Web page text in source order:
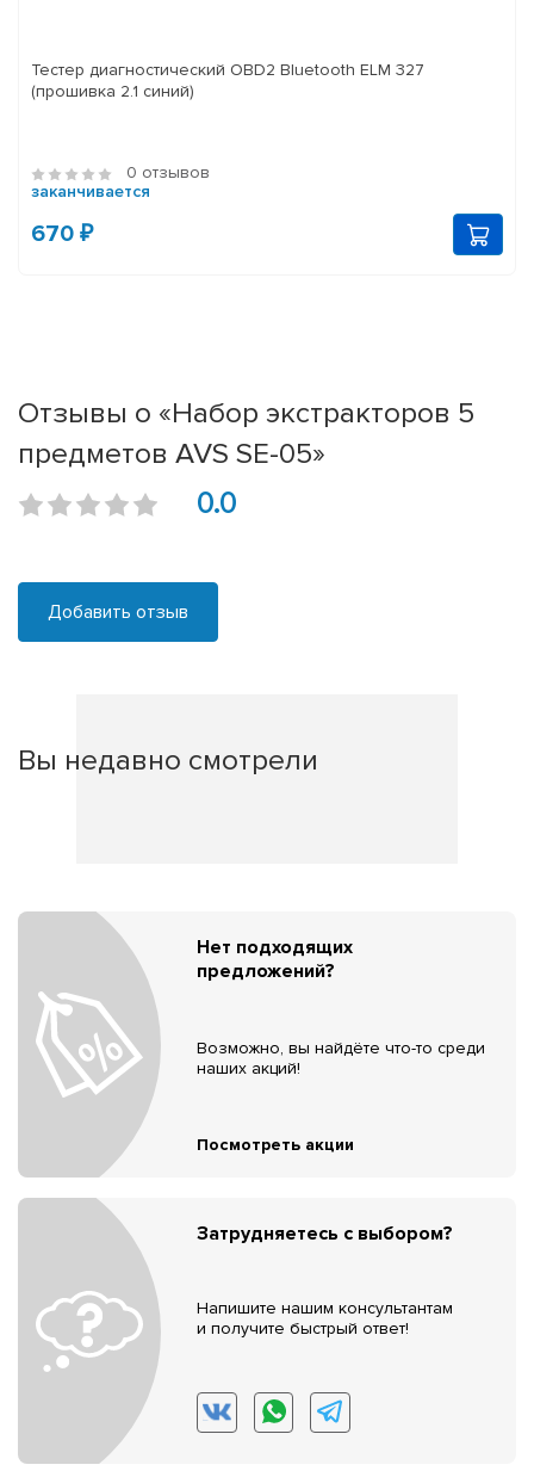
Тестер диагностический OBD2 Bluetooth ELM 327
(прошивка 2.1 синий)
0 отзывов
заканчивается
670 ₽
Отзывы о «Набор экстракторов 5
предметов AVS SE-05»
0.0
Добавить отзыв
Вы недавно смотрели
Нет подходящих
предложений?
Возможно, вы найдёте что-то среди
наших акций!
Посмотреть акции
Затрудняетесь с выбором?
Напишите нашим консультантам
и получите быстрый ответ!